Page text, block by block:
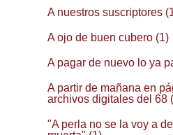
A nuestros suscriptores
A ojo de buen cubero (1)
A pagar de nuevo lo ya
A partir de mañana en
archivos digitales del 68
"A perla no se la voy a